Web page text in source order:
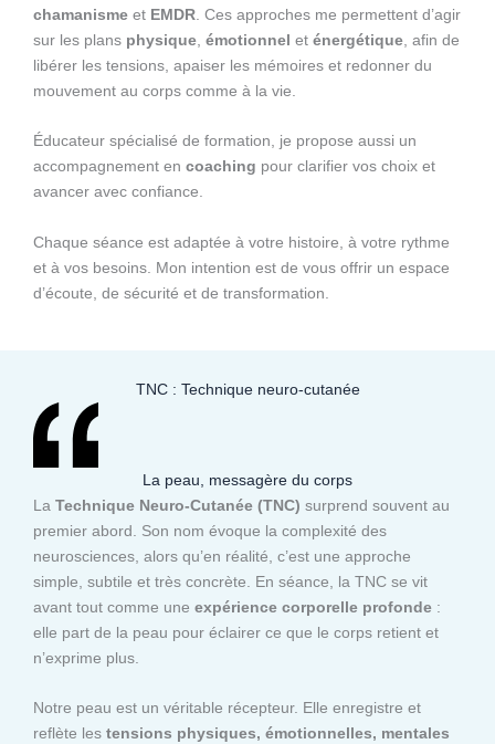
chamanisme et EMDR . Ces approches me permettent d’agir
sur les plans physique émotionnel et énergétique , afin de
libérer les tensions, apaiser les mémoires et redonner du
mouvement au corps comme à la vie.
Éducateur spécialisé de formation, je propose aussi un
accompagnement en coaching pour clarifier vos choix et
avancer avec confiance.
Chaque séance est adaptée à votre histoire, à votre rythme
et à vos besoins. Mon intention est de vous offrir un espace
d’écoute, de sécurité et de transformation.
TNC : Technique neuro-cutanée
La peau, messagère du corps
La Technique Neuro-Cutanée (TNC) surprend souvent au
premier abord. Son nom évoque la complexité des
neurosciences, alors qu’en réalité, c’est une approche
simple, subtile et très concrète. En séance, la TNC se vit
avant tout comme une expérience corporelle profonde :
elle part de la peau pour éclairer ce que le corps retient et
n’exprime plus.
Notre peau est un véritable récepteur. Elle enregistre et
reflète les tensions physiques, émotionnelles, mentales